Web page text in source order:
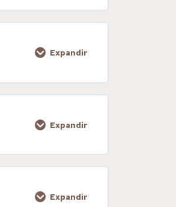
Expandir
Expandir
Expandir